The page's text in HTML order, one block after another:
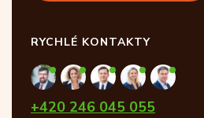
RYCHLÉ KONTAKTY
+420 246 045 055